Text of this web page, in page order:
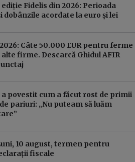
Fidelis din 2026: Perioada
dobânzile acordate la euro și lei
Câte 50.000 EUR pentru ferme
alte firme. Descarcă Ghidul AFIR
povestit cum a făcut rost de primii
pariuri: „Nu puteam să luăm
10 august, termen pentru
fiscale